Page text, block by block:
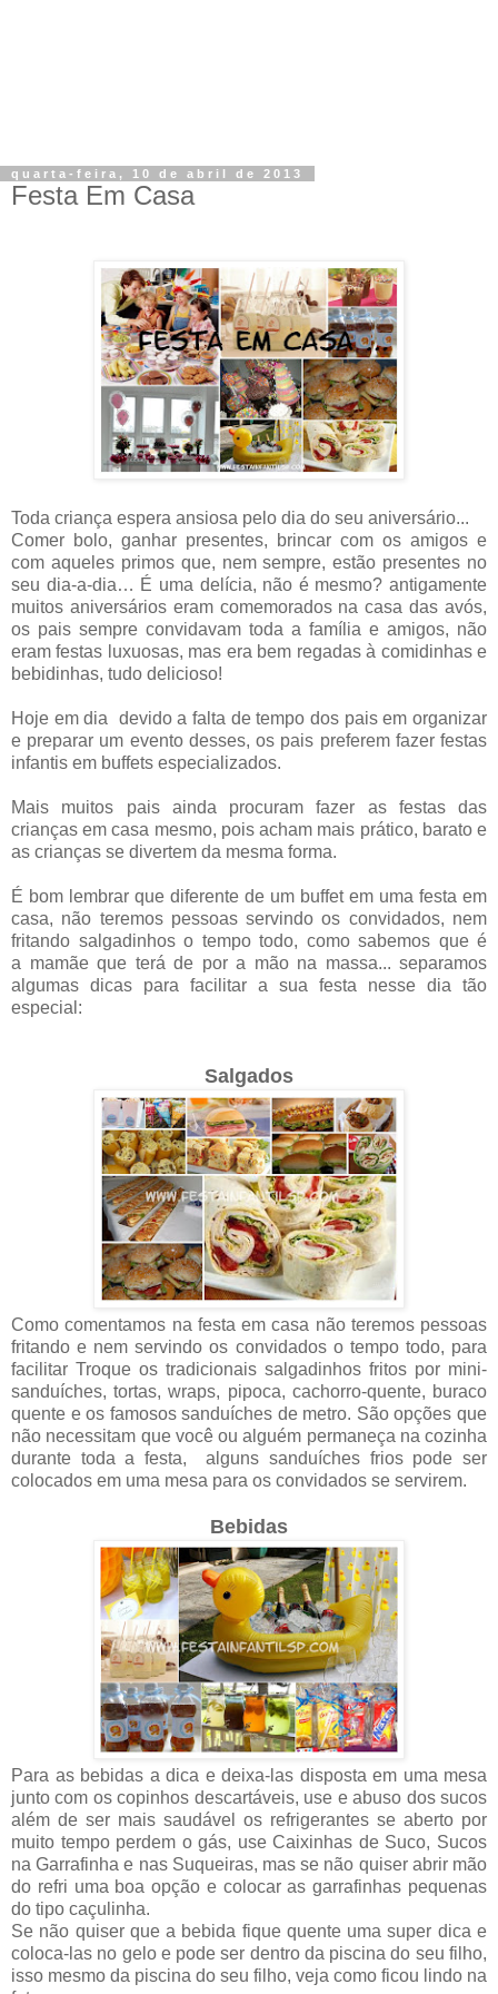
quarta-feira, 10 de abril de 2013
Festa Em Casa
Toda criança espera ansiosa pelo dia do seu aniversário...
Comer bolo, ganhar presentes, brincar com os amigos e
com aqueles primos que, nem sempre, estão presentes no
seu dia-a-dia… É uma delícia, não é mesmo? antigamente
muitos aniversários eram comemorados na casa das avós,
os pais sempre convidavam toda a família e amigos, não
eram festas luxuosas, mas era bem regadas à comidinhas e
bebidinhas, tudo delicioso!
Hoje em dia devido a falta de tempo dos pais em organizar
e preparar um evento desses, os pais preferem fazer festas
infantis em buffets especializados.
Mais muitos pais ainda procuram fazer as festas das
crianças em casa mesmo, pois acham mais prático, barato e
as crianças se divertem da mesma forma.
É bom lembrar que diferente de um buffet em uma festa em
casa, não teremos pessoas servindo os convidados, nem
fritando salgadinhos o tempo todo, como sabemos que é
a mamãe que terá de por a mão na massa... separamos
algumas dicas
para facilitar a sua festa nesse dia tão
especial:
Salgados
Como comentamos na festa em casa não teremos pessoas
fritando e nem servindo os convidados o tempo todo, para
facilitar Troque os tradicionais salgadinhos fritos por mini-
sanduíches, tortas, wraps, pipoca, cachorro-quente, buraco
quente e os famosos sanduíches de metro. São opções que
não necessitam que você ou alguém permaneça na cozinha
durante toda a festa, alguns sanduíches frios pode ser
colocados em uma mesa para os convidados se servirem.
Bebidas
Para as bebidas a dica e deixa-las disposta em uma mesa
junto com os copinhos descartáveis, use e abuso dos sucos
além de ser mais saudável os refrigerantes se aberto por
muito tempo perdem o gás, use Caixinhas de Suco, Sucos
na Garrafinha e nas Suqueiras, mas se não quiser abrir mão
do refri uma boa opção e colocar as garrafinhas pequenas
do tipo caçulinha.
Se não quiser que a bebida fique quente uma super dica e
coloca-las no gelo e pode ser dentro da piscina do seu filho,
isso mesmo da piscina do seu filho, veja como ficou lindo na